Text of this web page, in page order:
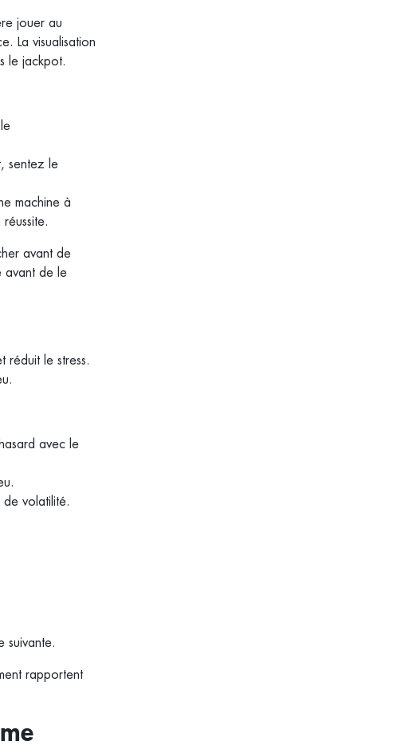
jouer au
La visualisation
le jackpot.
sentez le
machine à
avant de
avant de le
le stress.
avec le
volatilité.
suivante.
rapportent